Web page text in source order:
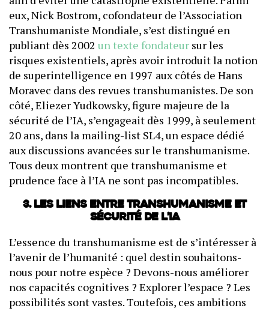
eux, Nick Bostrom, cofondateur de l’Association
Transhumaniste Mondiale, s’est distingué en
publiant dès 2002 un texte fondateur sur les
risques existentiels, après avoir introduit la notion
de superintelligence en 1997 aux côtés de Hans
Moravec dans des revues transhumanistes. De son
côté, Eliezer Yudkowsky, figure majeure de la
sécurité de l’IA, s’engageait dès 1999, à seulement
20 ans, dans la mailing-list SL4, un espace dédié
aux discussions avancées sur le transhumanisme.
Tous deux montrent que transhumanisme et
prudence face à l’IA ne sont pas incompatibles.
3. Les liens entre transhumanisme et
sécurité de l’IA
L’essence du transhumanisme est de s’intéresser à
l’avenir de l’humanité : quel destin souhaitons-
nous pour notre espèce ? Devons-nous améliorer
nos capacités cognitives ? Explorer l’espace ? Les
possibilités sont vastes. Toutefois, ces ambitions